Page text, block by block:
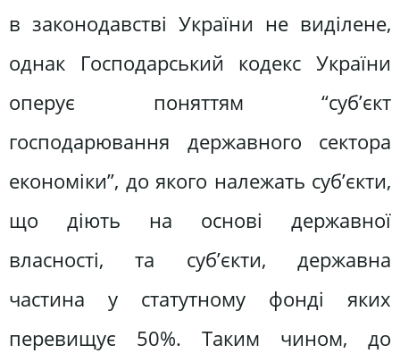
в законодавстві України не виділене,
однак Господарський кодекс України
оперує поняттям “суб’єкт
господарювання державного сектора
економіки”, до якого належать суб’єкти,
що діють на основі державної
власності, та суб’єкти, державна
частина у статутному фонді яких
перевищує 50%. Таким чином, до